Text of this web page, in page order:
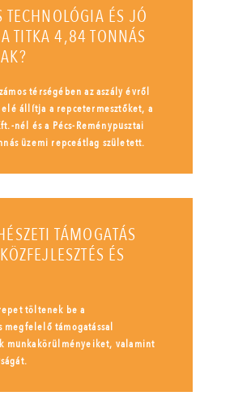
TECHNOLÓGIA ÉS JÓ
TITKA 4,84 TONNÁS
térségében az aszály évről
állítja a repcetermesztőket, a
nél és a Pécs-Reménypusztai
üzemi repceátlag született.
TÁMOGATÁS
ÉS
töltenek be a
megfelelő támogatással
munkakörülményeiket, valamint